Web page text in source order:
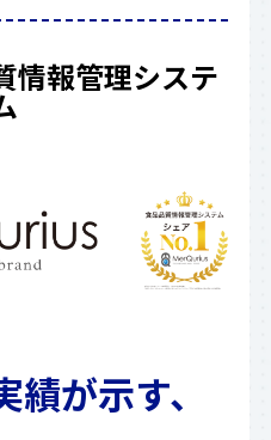
情報管理システ
が示す、